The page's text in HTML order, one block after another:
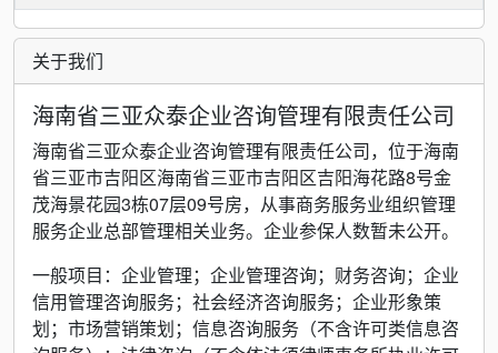
关于我们
海南省三亚众泰企业咨询管理有限责任公司
海南省三亚众泰企业咨询管理有限责任公司，位于海南
省三亚市吉阳区海南省三亚市吉阳区吉阳海花路8号金
茂海景花园3栋07层09号房，从事商务服务业组织管理
服务企业总部管理相关业务。企业参保人数暂未公开。
一般项目：企业管理；企业管理咨询；财务咨询；企业
信用管理咨询服务；社会经济咨询服务；企业形象策
划；市场营销策划；信息咨询服务（不含许可类信息咨